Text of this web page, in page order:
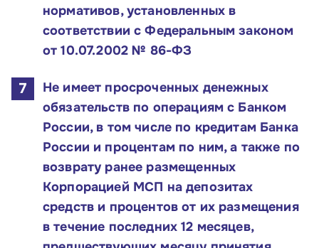
Контакты
Соцсети
Телефон:
8 800 100-11-00
по будням с 10:00 до 19:00
Почтовый адрес:
109012, г. Москва, Славянская площадь, д.4,
нормативов, установленных в
соответствии с Федеральным законом
от 10.07.2002 № 86-ФЗ
Не имеет просроченных денежных
обязательств по операциям с Банком
России, в том числе по кредитам Банка
России и процентам по ним, а также по
возврату ранее размещенных
Корпорацией МСП на депозитах
средств и процентов от их размещения
в течение последних 12 месяцев,